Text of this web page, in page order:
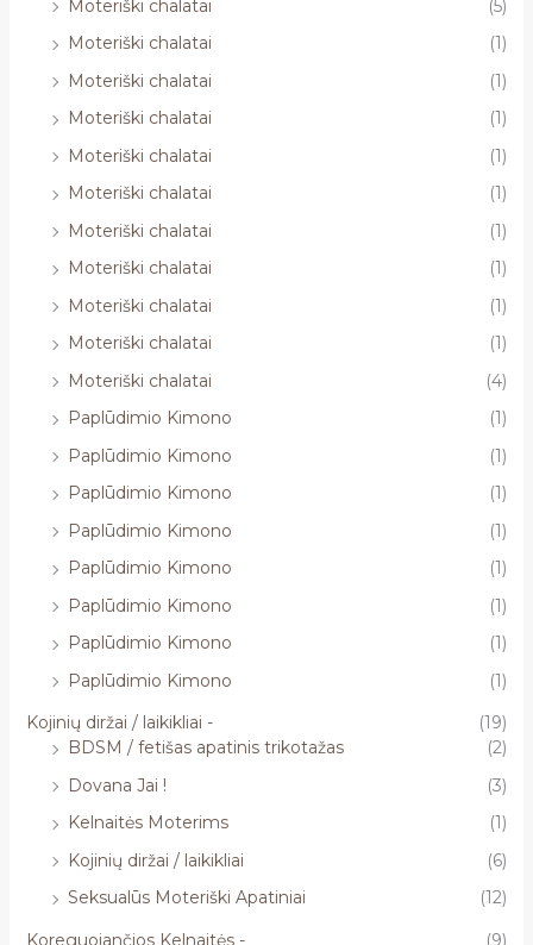
Moteriški chalatai
(5)
Moteriški chalatai
(1)
Moteriški chalatai
(1)
Moteriški chalatai
(1)
Moteriški chalatai
(1)
Moteriški chalatai
(1)
Moteriški chalatai
(1)
Moteriški chalatai
(1)
Moteriški chalatai
(1)
Moteriški chalatai
(1)
Moteriški chalatai
(4)
Paplūdimio Kimono
(1)
Paplūdimio Kimono
(1)
Paplūdimio Kimono
(1)
Paplūdimio Kimono
(1)
Paplūdimio Kimono
(1)
Paplūdimio Kimono
(1)
Paplūdimio Kimono
(1)
Paplūdimio Kimono
(1)
Kojinių diržai / laikikliai -
(19)
BDSM / fetišas apatinis trikotažas
(2)
Dovana Jai !
(3)
Kelnaitės Moterims
(1)
Kojinių diržai / laikikliai
(6)
Seksualūs Moteriški Apatiniai
(12)
Koreguojančios Kelnaitės -
(9)